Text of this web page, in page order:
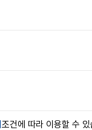
조건에 따라 이용할 수